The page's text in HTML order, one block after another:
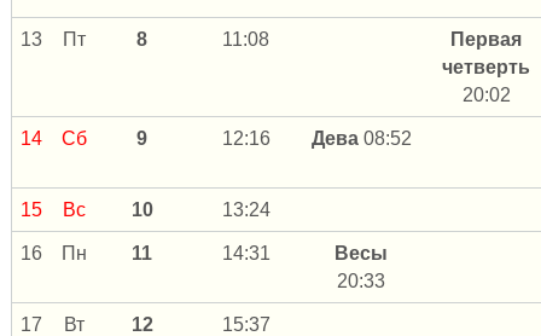
13 Пт 8 11:08
Первая
четверть
20:02
14 Сб 9 12:16 Дева08:52
15 Вс 10 13:24
16 Пн 11 14:31
Весы
20:33
17 Вт 12 15:37